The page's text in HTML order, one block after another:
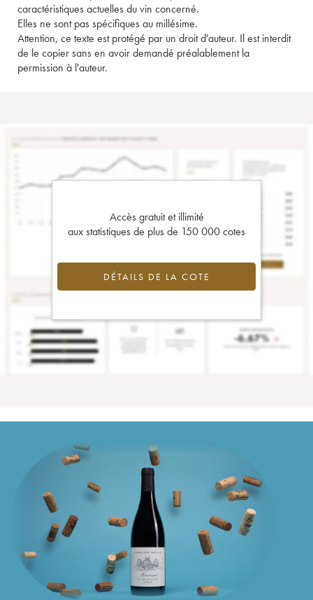
caractéristiques actuelles du vin concerné.
Elles ne sont pas spécifiques au millésime.
Attention, ce texte est protégé par un droit d'auteur. Il est interdit
de le copier sans en avoir demandé préalablement la
permission à l'auteur.
Accès gratuit et illimité
aux statistiques de plus de 150 000 cotes
DÉTAILS DE LA COTE